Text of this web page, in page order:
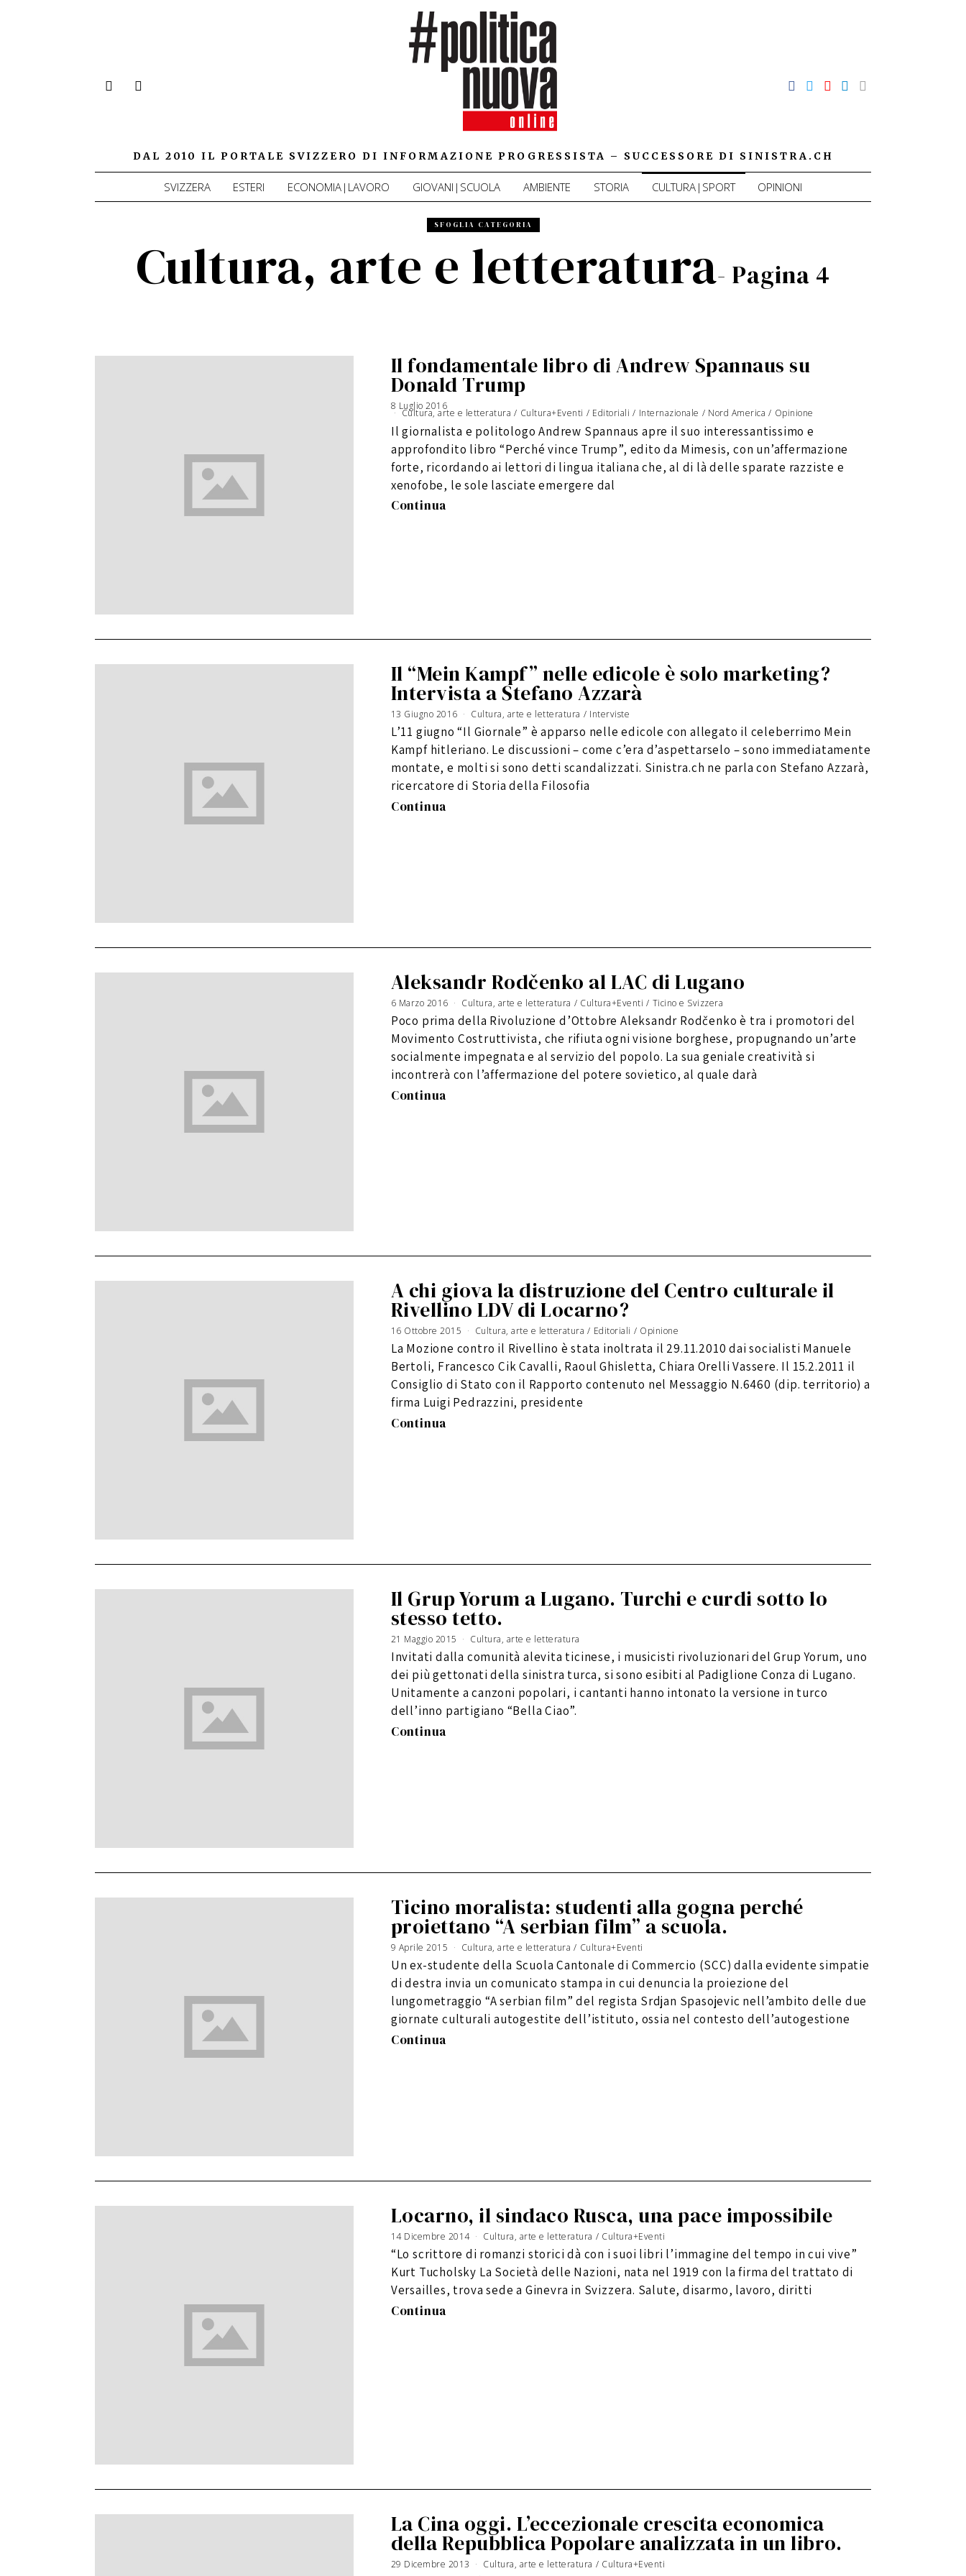
DAL 2010 IL PORTALE SVIZZERO DI INFORMAZIONE PROGRESSISTA – SUCCESSORE DI SINISTRA.CH
SVIZZERA ESTERI ECONOMIA|LAVORO GIOVANI|SCUOLA AMBIENTE STORIA CULTURA|SPORT OPINIONI
SFOGLIA CATEGORIA
Cultura, arte e letteratura- Pagina 4
Il fondamentale libro di Andrew Spannaus su
Donald Trump
8 Luglio 2016
Cultura, arte e letteratura / Cultura+Eventi / Editoriali / Internazionale / Nord America / Opinione
Il giornalista e politologo Andrew Spannaus apre il suo interessantissimo e
approfondito libro “Perché vince Trump”, edito da Mimesis, con un’affermazione
forte, ricordando ai lettori di lingua italiana che, al di là delle sparate razziste e
xenofobe, le sole lasciate emergere dal
Continua
Il “Mein Kampf” nelle edicole è solo marketing?
Intervista a Stefano Azzarà
13 Giugno 2016
G
i
g
n
2
0
1
6
Cultura, arte e letteratura / Interviste
L’11 giugno “Il Giornale” è apparso nelle edicole con allegato il celeberrimo Mein
Kampf hitleriano. Le discussioni – come c’era d’aspettarselo – sono immediatamente
montate, e molti si sono detti scandalizzati. Sinistra.ch ne parla con Stefano Azzarà,
ricercatore di Storia della Filosofia
Continua
Aleksandr Rodčenko al LAC di Lugano
6 Marzo 2016
i
u
g
n
o
0
1
Cultura, arte e letteratura / Cultura+Eventi / Ticino e Svizzera
Poco prima della Rivoluzione d’Ottobre Aleksandr Rodčenko è tra i promotori del
Movimento Costruttivista, che rifiuta ogni visione borghese, propugnando un’arte
socialmente impegnata e al servizio del popolo. La sua geniale creatività si
incontrerà con l’affermazione del potere sovietico, al quale darà
Continua
A chi giova la distruzione del Centro culturale il
Rivellino LDV di Locarno?
16 Ottobre 2015
e
n
n
a
i
2
0
7
Cultura, arte e letteratura / Editoriali / Opinione
La Mozione contro il Rivellino è stata inoltrata il 29.11.2010 dai socialisti Manuele
Bertoli, Francesco Cik Cavalli, Raoul Ghisletta, Chiara Orelli Vassere. Il 15.2.2011 il
Consiglio di Stato con il Rapporto contenuto nel Messaggio N.6460 (dip. territorio) a
firma Luigi Pedrazzini, presidente
Continua
Il Grup Yorum a Lugano. Turchi e curdi sotto lo
stesso tetto.
21 Maggio 2015
N
o
v
e
m
r
e
0
1
Cultura, arte e letteratura
Invitati dalla comunità alevita ticinese, i musicisti rivoluzionari del Grup Yorum, uno
dei più gettonati della sinistra turca, si sono esibiti al Padiglione Conza di Lugano.
Unitamente a canzoni popolari, i cantanti hanno intonato la versione in turco
dell’inno partigiano “Bella Ciao”.
Continua
Ticino moralista: studenti alla gogna perché
proiettano “A serbian film” a scuola.
9 Aprile 2015
a
g
g
i
o
0
2
Cultura, arte e letteratura / Cultura+Eventi
Un ex-studente della Scuola Cantonale di Commercio (SCC) dalla evidente simpatie
di destra invia un comunicato stampa in cui denuncia la proiezione del
lungometraggio “A serbian film” del regista Srdjan Spasojevic nell’ambito delle due
giornate culturali autogestite dell’istituto, ossia nel contesto dell’autogestione
Continua
Locarno, il sindaco Rusca, una pace impossibile
14 Dicembre 20143
i
u
g
n
o
2
0
1
Cultura, arte e letteratura / Cultura+Eventi
“Lo scrittore di romanzi storici dà con i suoi libri l’immagine del tempo in cui vive”
Kurt Tucholsky La Società delle Nazioni, nata nel 1919 con la firma del trattato di
Versailles, trova sede a Ginevra in Svizzera. Salute, disarmo, lavoro, diritti
Continua
La Cina oggi. L’eccezionale crescita economica
della Repubblica Popolare analizzata in un libro.
29 Dicembre 2013 Cultura, arte e letteratura / Cultura+Eventi